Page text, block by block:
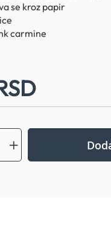
se kroz papir
carmine